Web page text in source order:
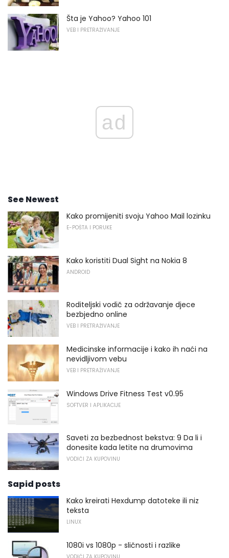
Šta je Yahoo? Yahoo 101
VEB I PRETRAŽIVANJE
ad
See Newest
Kako promijeniti svoju Yahoo Mail lozinku
E-POŠTA I PORUKE
Kako koristiti Dual Sight na Nokia 8
ANDROID
Roditeljski vodič za održavanje djece
bezbjedno online
VEB I PRETRAŽIVANJE
Medicinske informacije i kako ih naći na
nevidljivom vebu
VEB I PRETRAŽIVANJE
Windows Drive Fitness Test v0.95
SOFTVER I APLIKACIJE
Saveti za bezbednost bekstva: 9 Da li i
donesite kada letite na drumovima
VODIČI ZA KUPOVINU
Sapid posts
Kako kreirati Hexdump datoteke ili niz
teksta
LINUX
1080i vs 1080p - sličnosti i razlike